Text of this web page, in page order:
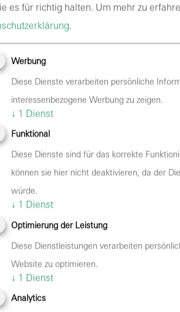
Webseiten bei folgendem Anbieter:
GmbH, c/o WeWork, Neuturmstraße 5,
DomainFactory verschiedene
von DomainFactory:
erfolgt auf Grundlage von Art. 6
unserer Webseiten. Sofern
Grundlage von Art. 6 Abs. 1 lit. a
den Zugriff auf Informationen im
ist jederzeit widerrufbar.
es für richtig halten. Um mehr zu
.
Werbung
Diese Dienste verarbeiten persönliche
interessenbezogene Werbung zu zeigen.
↓ 1 Dienst
Funktional
Diese Dienste sind für das korrekte
können sie hier nicht deaktivieren, da der
würde.
↓ 1 Dienst
Optimierung der Leistung
Diese Dienstleistungen verarbeiten
Website zu optimieren.
↓ 1 Dienst
Analytics